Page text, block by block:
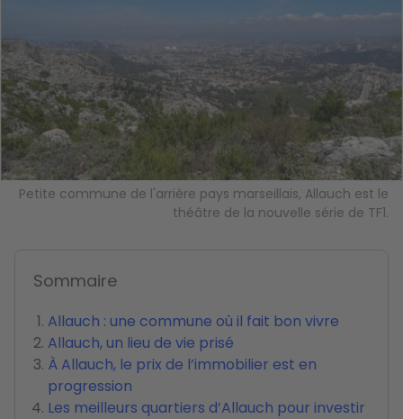
Petite commune de l'arrière pays marseillais, Allauch est le
théâtre de la nouvelle série de TF1.
Sommaire
Allauch : une commune où il fait bon vivre
Allauch, un lieu de vie prisé
À Allauch, le prix de l’immobilier est en
progression
Les meilleurs quartiers d’Allauch pour investir